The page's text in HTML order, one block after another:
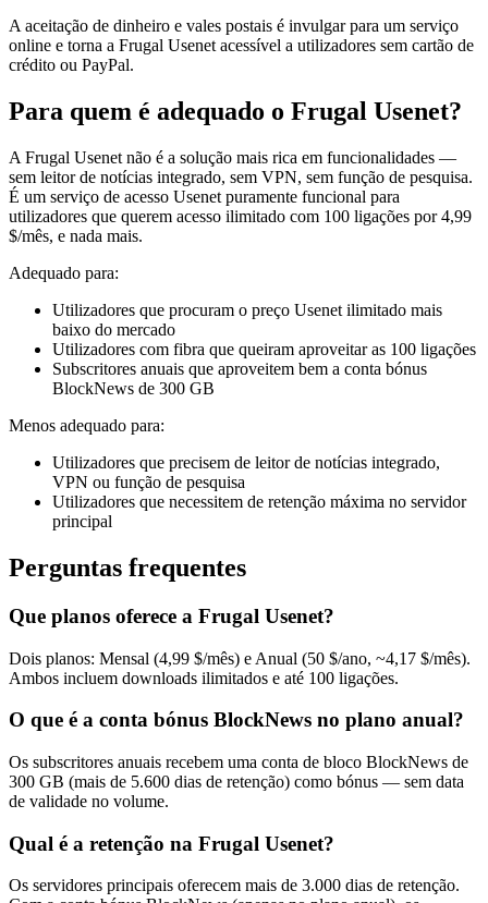
A aceitação de dinheiro e vales postais é invulgar para um serviço
online e torna a Frugal Usenet acessível a utilizadores sem cartão de
crédito ou PayPal.
Para quem é adequado o Frugal Usenet?
A Frugal Usenet não é a solução mais rica em funcionalidades —
sem leitor de notícias integrado, sem VPN, sem função de pesquisa.
É um serviço de acesso Usenet puramente funcional para
utilizadores que querem acesso ilimitado com 100 ligações por 4,99
$/mês, e nada mais.
Adequado para:
Utilizadores que procuram o preço Usenet ilimitado mais
baixo do mercado
Utilizadores com fibra que queiram aproveitar as 100 ligações
Subscritores anuais que aproveitem bem a conta bónus
BlockNews de 300 GB
Menos adequado para:
Utilizadores que precisem de leitor de notícias integrado,
VPN ou função de pesquisa
Utilizadores que necessitem de retenção máxima no servidor
principal
Perguntas frequentes
Que planos oferece a Frugal Usenet?
Dois planos: Mensal (4,99 $/mês) e Anual (50 $/ano, ~4,17 $/mês).
Ambos incluem downloads ilimitados e até 100 ligações.
O que é a conta bónus BlockNews no plano anual?
Os subscritores anuais recebem uma conta de bloco BlockNews de
300 GB (mais de 5.600 dias de retenção) como bónus — sem data
de validade no volume.
Qual é a retenção na Frugal Usenet?
Os servidores principais oferecem mais de 3.000 dias de retenção.